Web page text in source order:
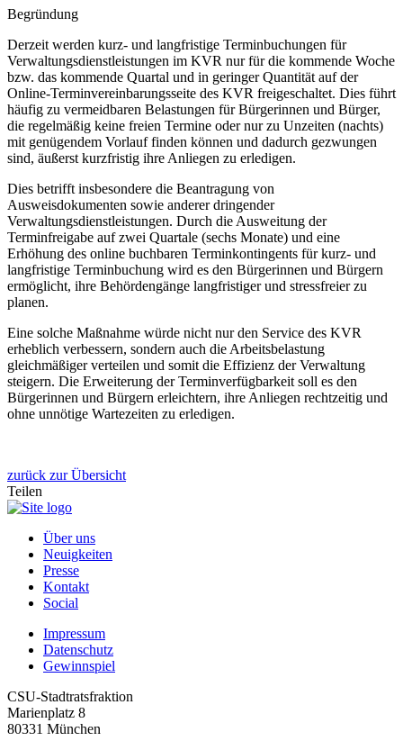
Begründung
Derzeit werden kurz- und langfristige Terminbuchungen für
Verwaltungsdienstleistungen im KVR nur für die kommende Woche
bzw. das kommende Quartal und in geringer Quantität auf der
Online-Terminvereinbarungsseite des KVR freigeschaltet. Dies führt
häufig zu vermeidbaren Belastungen für Bürgerinnen und Bürger,
die regelmäßig keine freien Termine oder nur zu Unzeiten (nachts)
mit genügendem Vorlauf finden können und dadurch gezwungen
sind, äußerst kurzfristig ihre Anliegen zu erledigen.
Dies betrifft insbesondere die Beantragung von
Ausweisdokumenten sowie anderer dringender
Verwaltungsdienstleistungen. Durch die Ausweitung der
Terminfreigabe auf zwei Quartale (sechs Monate) und eine
Erhöhung des online buchbaren Terminkontingents für kurz- und
langfristige Terminbuchung wird es den Bürgerinnen und Bürgern
ermöglicht, ihre Behördengänge langfristiger und stressfreier zu
planen.
Eine solche Maßnahme würde nicht nur den Service des KVR
erheblich verbessern, sondern auch die Arbeitsbelastung
gleichmäßiger verteilen und somit die Effizienz der Verwaltung
steigern. Die Erweiterung der Terminverfügbarkeit soll es den
Bürgerinnen und Bürgern erleichtern, ihre Anliegen rechtzeitig und
ohne unnötige Wartezeiten zu erledigen.
zurück zur Übersicht
Teilen
Über uns
Neuigkeiten
Presse
Kontakt
Social
Impressum
Datenschutz
Gewinnspiel
CSU-Stadtratsfraktion
Marienplatz 8
80331 München